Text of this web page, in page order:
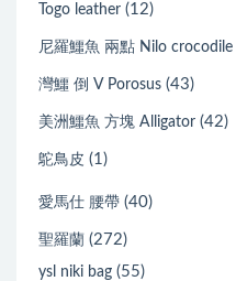
Togo leather (12)
尼羅鱷魚 兩點 Nilo crocodile
灣鱷 倒 V Porosus (43)
美洲鱷魚 方塊 Alligator (42)
鴕鳥皮 (1)
愛馬仕 腰帶 (40)
聖羅蘭 (272)
ysl niki bag (55)